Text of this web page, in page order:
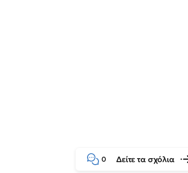
0 Δείτε τα σχόλια